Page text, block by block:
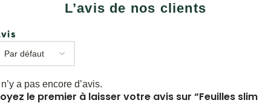
L’avis de nos clients
a pas encore d’avis.
le premier à laisser votre avis sur “Feuilles slim